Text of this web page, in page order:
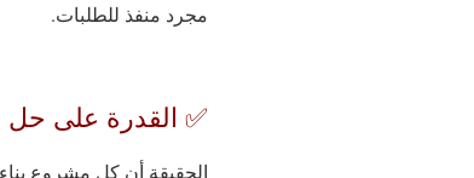
مجرد منفذ للطلبات.
✅ القدرة على حل
الحقيقة أن كل مشروع بناء